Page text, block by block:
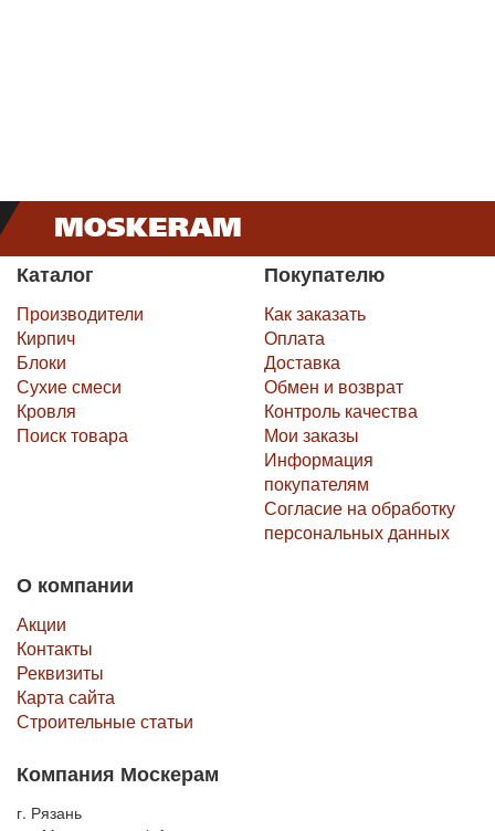
Каталог
Производители
Кирпич
Блоки
Сухие смеси
Кровля
Поиск товара
Покупателю
Как заказать
Оплата
Доставка
Обмен и возврат
Контроль качества
Мои заказы
Информация
покупателям
Согласие на обработку
персональных данных
О компании
Акции
Контакты
Реквизиты
Карта сайта
Строительные статьи
Компания Москерам
г. Рязань